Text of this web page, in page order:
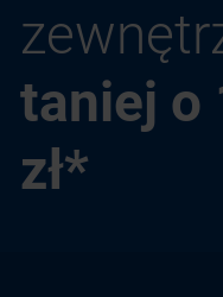
taniej o
zł*